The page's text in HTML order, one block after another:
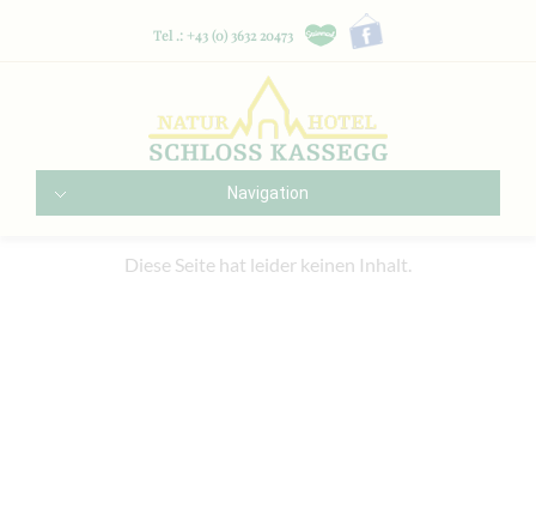
Tel .: +43 (0) 3632 20473
Navigation
Diese Seite hat leider keinen Inhalt.